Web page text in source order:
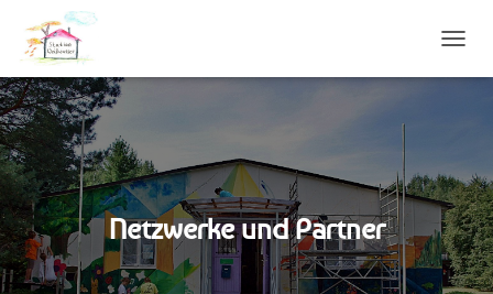
A
T
I
O
N
U
M
Netzwerke und Partner